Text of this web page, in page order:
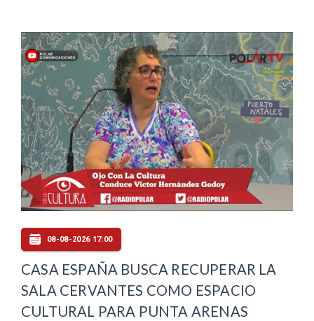
08-08-2026 17:00
CASA ESPAÑA BUSCA RECUPERAR LA
SALA CERVANTES COMO ESPACIO
CULTURAL PARA PUNTA ARENAS